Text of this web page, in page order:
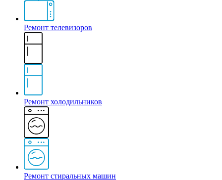
Ремонт телевизоров
Ремонт холодильников
Ремонт стиральных машин